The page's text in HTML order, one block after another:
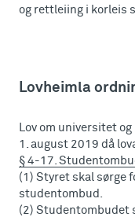
og rettleiing i korleis
Lovheimla
Lov om universitet
1. august 2019 då
§ 4-17.
(1) Styret skal sørge
studentombud.
(2) Studentombudet